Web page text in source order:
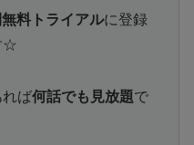
料トライアルに登録
☆
ば何話でも見放題で